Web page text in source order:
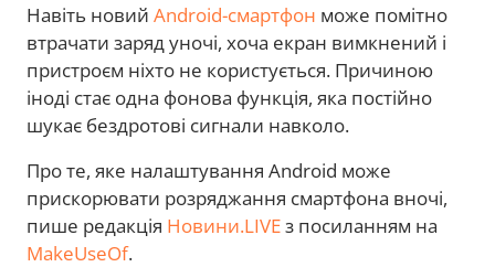
Навіть новий Android-смартфон може помітно
втрачати заряд уночі, хоча екран вимкнений і
пристроєм ніхто не користується. Причиною
іноді стає одна фонова функція, яка постійно
шукає бездротові сигнали навколо.
Про те, яке налаштування Android може
прискорювати розряджання смартфона вночі,
пише редакція Новини.LIVEз посиланням на
MakeUseOf.